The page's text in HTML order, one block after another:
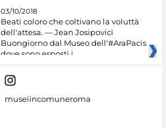
03/10/2018
Beati coloro che coltivano la voluttà
dell'attesa. — Jean Josipovici
Buongiorno dal Museo dell'#AraPacis
dove sono esposti i
museiincomuneroma